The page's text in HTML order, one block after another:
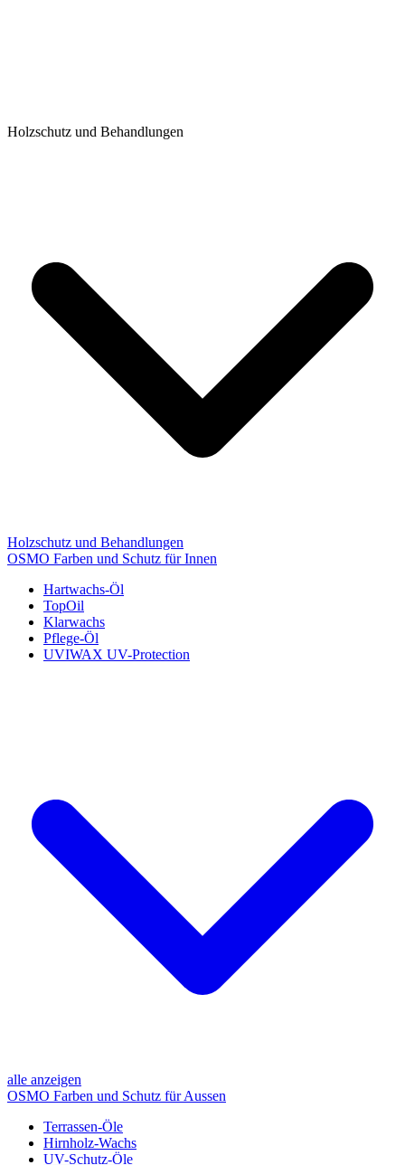
Holzschutz und Behandlungen
Holzschutz und Behandlungen
OSMO Farben und Schutz für Innen
Hartwachs-Öl
TopOil
Klarwachs
Pflege-Öl
UVIWAX UV-Protection
alle anzeigen
OSMO Farben und Schutz für Aussen
Terrassen-Öle
Hirnholz-Wachs
UV-Schutz-Öle